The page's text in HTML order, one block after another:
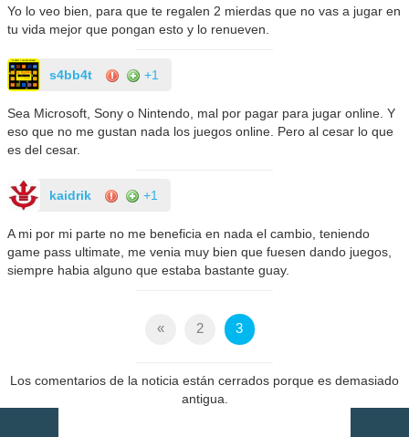
Yo lo veo bien, para que te regalen 2 mierdas que no vas a jugar en
tu vida mejor que pongan esto y lo renueven.
s4bb4t +1
Sea Microsoft, Sony o Nintendo, mal por pagar para jugar online. Y
eso que no me gustan nada los juegos online. Pero al cesar lo que
es del cesar.
kaidrik +1
A mi por mi parte no me beneficia en nada el cambio, teniendo
game pass ultimate, me venia muy bien que fuesen dando juegos,
siempre habia alguno que estaba bastante guay.
« 2 3
Los comentarios de la noticia están cerrados porque es demasiado
antigua.